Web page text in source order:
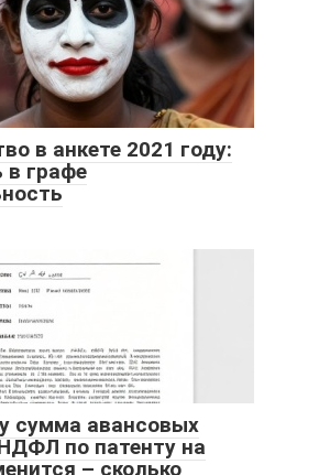
в анкете 2021 году:
в графе
сумма авансовых
по патенту на
– сколько